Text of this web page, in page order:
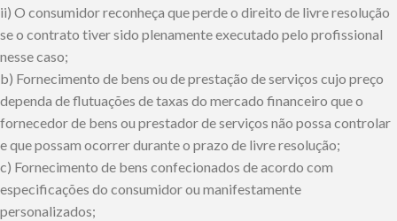
ii) O consumidor reconheça que perde o direito de livre resolução
se o contrato tiver sido plenamente executado pelo profissional
nesse caso;
b) Fornecimento de bens ou de prestação de serviços cujo preço
dependa de flutuações de taxas do mercado financeiro que o
fornecedor de bens ou prestador de serviços não possa controlar
e que possam ocorrer durante o prazo de livre resolução;
c) Fornecimento de bens confecionados de acordo com
especificações do consumidor ou manifestamente
personalizados;